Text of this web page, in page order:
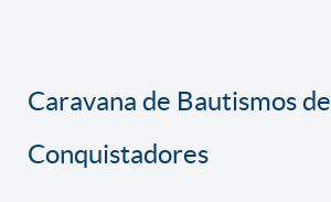
Caravana de Bautismos de
Conquistadores